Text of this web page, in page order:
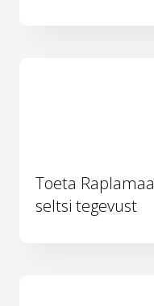
Toeta Raplamaa
seltsi tegevust